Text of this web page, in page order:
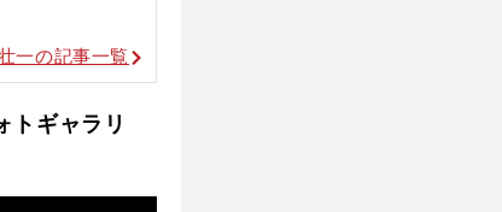
一の記事一覧
トギャラリ